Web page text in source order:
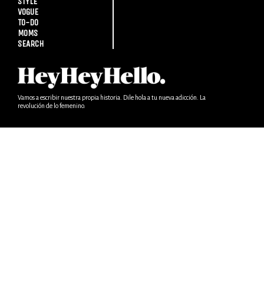
VOGUE
TO-DO
MOMS
SEARCH
Vamos a escribir nuestra propia historia. Dile hola a tu nueva adicción. La
revolución de lo femenino.